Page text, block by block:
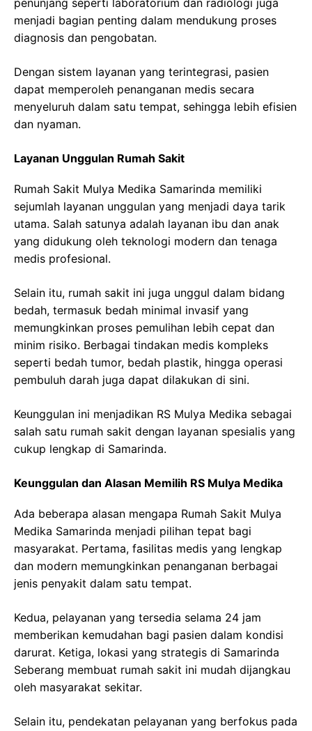
penunjang seperti laboratorium dan radiologi juga
menjadi bagian penting dalam mendukung proses
diagnosis dan pengobatan.
Dengan sistem layanan yang terintegrasi, pasien
dapat memperoleh penanganan medis secara
menyeluruh dalam satu tempat, sehingga lebih efisien
dan nyaman.
Layanan Unggulan Rumah Sakit
Rumah Sakit Mulya Medika Samarinda memiliki
sejumlah layanan unggulan yang menjadi daya tarik
utama. Salah satunya adalah layanan ibu dan anak
yang didukung oleh teknologi modern dan tenaga
medis profesional.
Selain itu, rumah sakit ini juga unggul dalam bidang
bedah, termasuk bedah minimal invasif yang
memungkinkan proses pemulihan lebih cepat dan
minim risiko. Berbagai tindakan medis kompleks
seperti bedah tumor, bedah plastik, hingga operasi
pembuluh darah juga dapat dilakukan di sini.
Keunggulan ini menjadikan RS Mulya Medika sebagai
salah satu rumah sakit dengan layanan spesialis yang
cukup lengkap di Samarinda.
Keunggulan dan Alasan Memilih RS Mulya Medika
Ada beberapa alasan mengapa Rumah Sakit Mulya
Medika Samarinda menjadi pilihan tepat bagi
masyarakat. Pertama, fasilitas medis yang lengkap
dan modern memungkinkan penanganan berbagai
jenis penyakit dalam satu tempat.
Kedua, pelayanan yang tersedia selama 24 jam
memberikan kemudahan bagi pasien dalam kondisi
darurat. Ketiga, lokasi yang strategis di Samarinda
Seberang membuat rumah sakit ini mudah dijangkau
oleh masyarakat sekitar.
Selain itu, pendekatan pelayanan yang berfokus pada